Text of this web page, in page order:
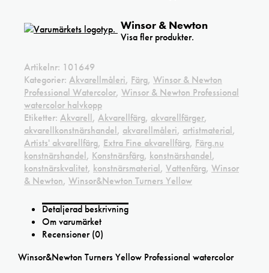
Winsor & Newton
Visa fler produkter.
Artikelnr: 101649
Kategorier: Akvarellmåleri, Färg, Winsor & Newton
Professional Watercolor, Winsor & Newton Professional
watercolor halvkopp
Etiketter: Akvarell, Akvarellfärg, akvarellfärger,
akvarellkonstnärshandel, akvarellmåleri, artistmaterial,
Artists' akvarellfärg, Extra Fine akvarellfärg, Färg.nu
konstnärshandel, Konstnärsfärg, konstnärshandel,
konstnärskvalitet, konstnärsmaterial, Vattenfärg, Winsor
& Newton, Winsor&Newton Turners Yellow
Detaljerad beskrivning
Om varumärket
Recensioner (0)
Winsor&Newton Turners Yellow Professional watercolor